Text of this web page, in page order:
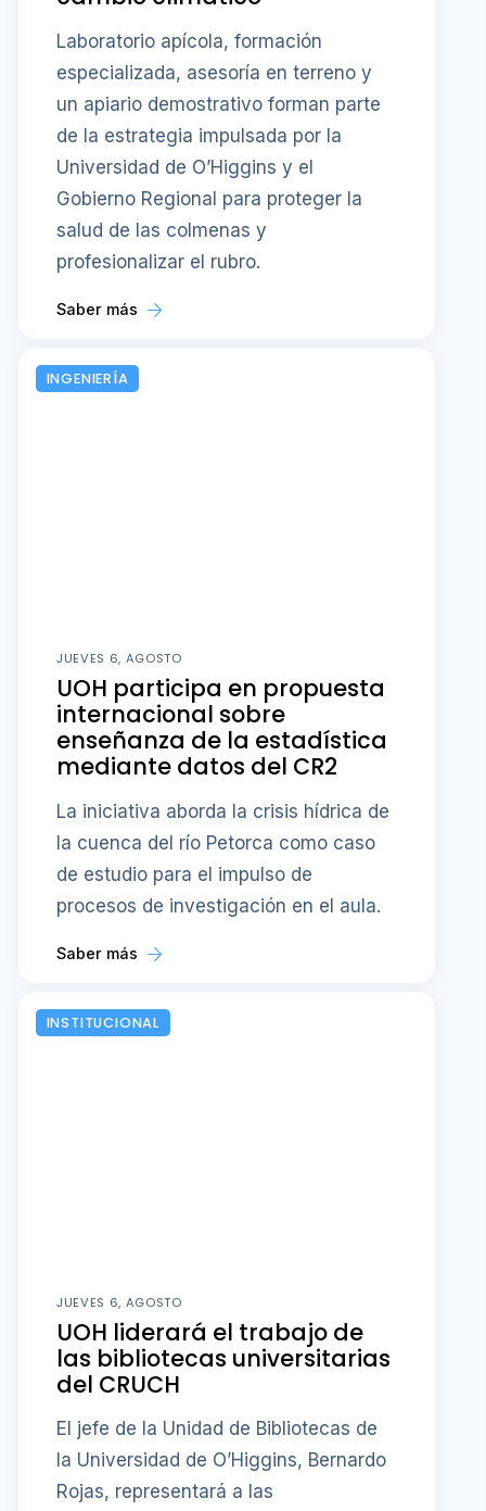
Laboratorio apícola, formación
especializada, asesoría en terreno y
un apiario demostrativo forman parte
de la estrategia impulsada por la
Universidad de O’Higgins y el
Gobierno Regional para proteger la
salud de las colmenas y
profesionalizar el rubro.
Saber más
INGENIERÍA
JUEVES 6, AGOSTO
UOH participa en propuesta
internacional sobre
enseñanza de la estadística
mediante datos del CR2
La iniciativa aborda la crisis hídrica de
la cuenca del río Petorca como caso
de estudio para el impulso de
procesos de investigación en el aula.
Saber más
INSTITUCIONAL
JUEVES 6, AGOSTO
UOH liderará el trabajo de
las bibliotecas universitarias
del CRUCH
El jefe de la Unidad de Bibliotecas de
la Universidad de O’Higgins, Bernardo
Rojas, representará a las